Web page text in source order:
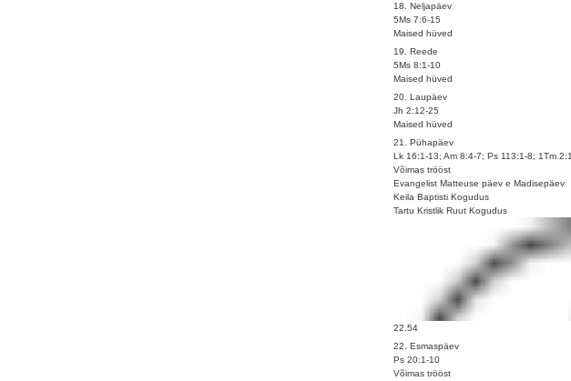
18. Neljapäev
5Ms 7:6-15
Maised hüved
19. Reede
5Ms 8:1-10
Maised hüved
20. Laupäev
Jh 2:12-25
Maised hüved
21. Pühapäev
Lk 16:1-13; Am 8:4-7; Ps 113:1-8; 1Tm
Võimas trööst
Evangelist Matteuse päev e Madisepäev
Keila Baptisti Kogudus
Tartu Kristlik Ruut Kogudus
22.54
22. Esmaspäev
Ps 20:1-10
Võimas trööst